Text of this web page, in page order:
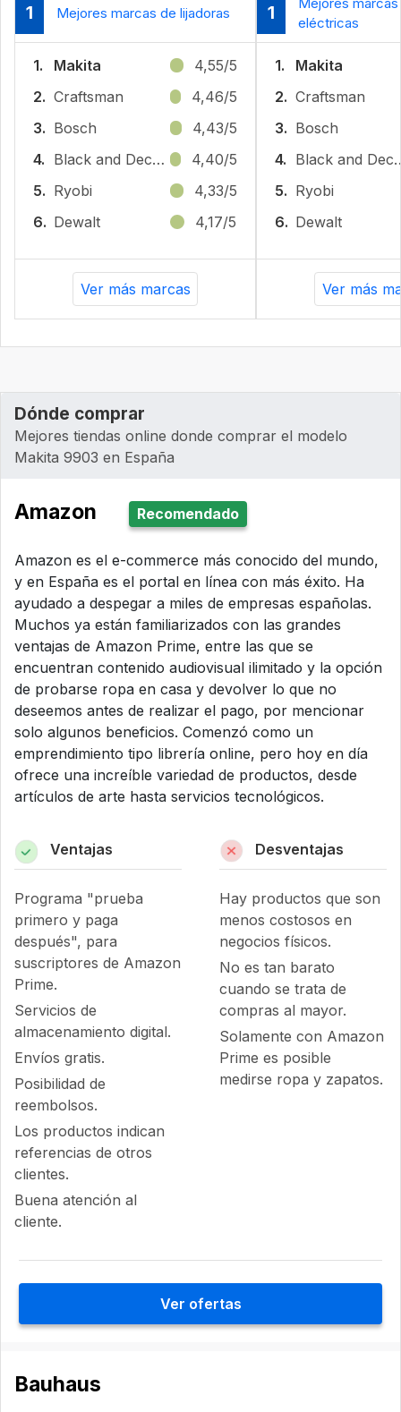
1 Mejores marcas de lijadoras
1. Makita
4,55/5
2. Craftsman
4,46/5
3. Bosch
4,43/5
4.
Black and Decker
4,40/5
5. Ryobi
4,33/5
6. Dewalt 4,17/5
Ver más marcas
1
eléctricas
1.
Makita
2. Craftsman
3. Bosch
4.
5. Ryobi
6. Dewalt
Ver más
Dónde comprar
Mejores tiendas online donde comprar el modelo
Makita 9903 en España
Amazon Recomendado
Amazon es el e-commerce más conocido del mundo,
y en España es el portal en línea con más éxito. Ha
ayudado a despegar a miles de empresas españolas.
Muchos ya están familiarizados con las grandes
ventajas de Amazon Prime, entre las que se
encuentran contenido audiovisual ilimitado y la opción
de probarse ropa en casa y devolver lo que no
deseemos antes de realizar el pago, por mencionar
solo algunos beneficios. Comenzó como un
emprendimiento tipo librería online, pero hoy en día
ofrece una increíble variedad de productos, desde
artículos de arte hasta servicios tecnológicos.
Ventajas
Programa "prueba
primero y paga
después", para
suscriptores de Amazon
Prime.
Servicios de
almacenamiento digital.
Envíos gratis.
Posibilidad de
reembolsos.
Los productos indican
referencias de otros
clientes.
Buena atención al
cliente.
Desventajas
Hay productos que son
menos costosos en
negocios físicos.
No es tan barato
cuando se trata de
compras al mayor.
Solamente con Amazon
Prime es posible
medirse ropa y zapatos.
Ver ofertas
Bauhaus